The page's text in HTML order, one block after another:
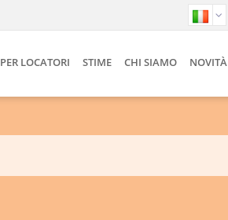
PER LOCATORI STIME CHI SIAMO NOVITÀ